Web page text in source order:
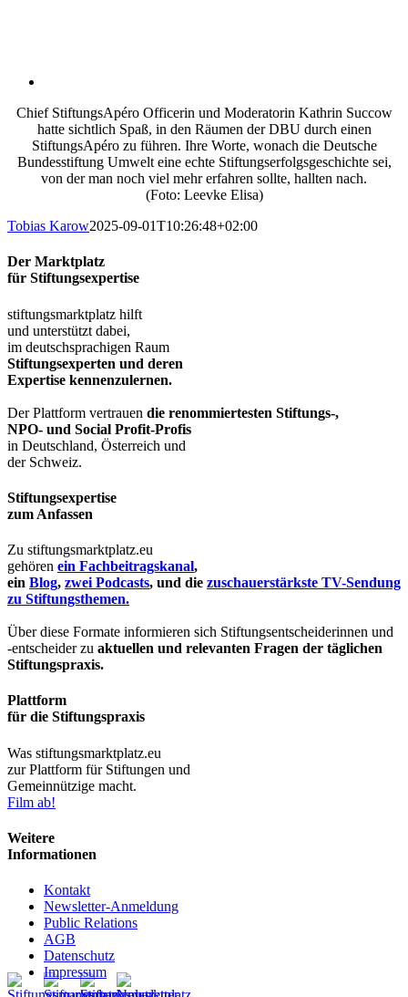
Chief StiftungsApéro Officerin und Moderatorin Kathrin Succow
hatte sichtlich Spaß, in den Räumen der DBU durch einen
StiftungsApéro zu führen. Ihre Worte, wonach die Deutsche
Bundesstiftung Umwelt eine echte Stiftungserfolgsgeschichte sei,
von der man noch viel mehr erfahren sollte, hallten nach.
(Foto: Leevke Elisa)
Tobias Karow2025-09-01T10:26:48+02:00
Der Marktplatz
für Stiftungsexpertise
stiftungsmarktplatz hilft
und unterstützt dabei,
im deutschsprachigen Raum
Stiftungsexperten und deren
Expertise kennenzulernen.
Der Plattform vertrauen die renommiertesten Stiftungs-,
NPO- und Social Profit-Profis
in Deutschland, Österreich und
der Schweiz.
Stiftungsexpertise
zum Anfassen
Zu stiftungsmarktplatz.eu
gehören ein Fachbeitragskanal,
ein Blog, zwei Podcasts, und die zuschauerstärkste TV-Sendung
zu Stiftungsthemen.
Über diese Formate informieren sich Stiftungsentscheiderinnen und
-entscheider zu aktuellen und relevanten Fragen der täglichen
Stiftungspraxis.
Plattform
für die Stiftungspraxis
Was stiftungsmarktplatz.eu
zur Plattform für Stiftungen und
Gemeinnützige macht.
Film ab!
Weitere
Informationen
Kontakt
Newsletter-Anmeldung
Public Relations
AGB
Datenschutz
Impressum